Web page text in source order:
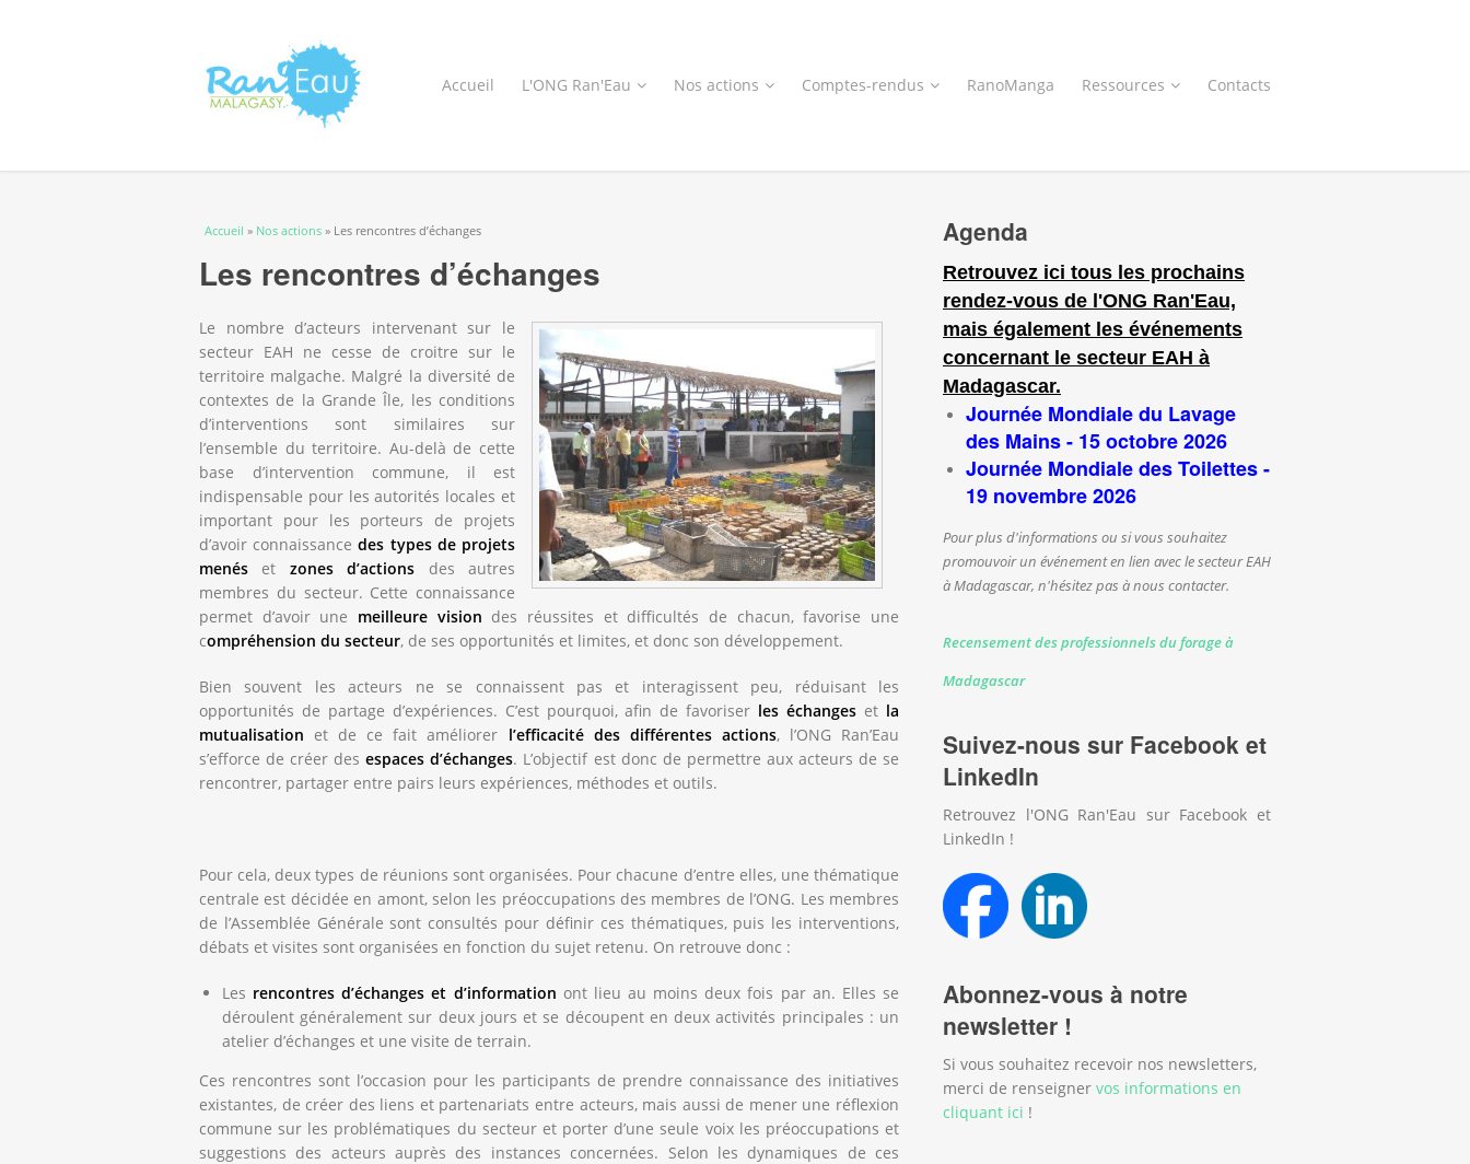
Accueil L'ONG Ran'Eau Nos actions Comptes-rendus RanoManga Ressources Contacts
Vous êtes ici
Accueil » Nos actions » Les rencontres d’échanges
Les rencontres d’échanges
Le nombre d’acteurs intervenant sur le
secteur EAH ne cesse de croitre sur le
territoire malgache. Malgré la diversité de
contextes de la Grande Île, les conditions
d’interventions sont similaires sur
l’ensemble du territoire. Au-delà de cette
base d’intervention commune, il est
indispensable pour les autorités locales et
important pour les porteurs de
projets
d’avoir connaissance des types de projets
menés et zones d’actions des autres
membres du secteur. Cette connaissance
permet d’avoir une meilleure vision des réussites et difficultés de chacun, favorise une
compréhension du secteur, de ses opportunités et limites, et donc son développement.
Bien souvent les acteurs ne se connaissent pas et interagissent peu, réduisant les
opportunités de partage d’expériences. C’est pourquoi, afin de favoriser les échanges et la
mutualisation et de ce fait améliorer l’efficacité des différentes actions, l’ONG Ran’Eau
s’efforce de créer desespaces d’échanges. L’objectif est donc de permettre aux acteurs de se
rencontrer, partager entre pairs leurs expériences, méthodes et outils.
Pour cela, deux types de réunions sont organisées. Pour chacune d’entre elles, une thématique
centrale est décidée en amont, selon les préoccupations des membres de l’ONG. Les membres
de l’Assemblée Générale sont consultés pour définir ces thématiques, puis les interventions,
débats et visites sont organisées en fonction du sujet retenu. On retrouve donc :
Les rencontres d’échanges et d’information ont lieu au moins deux fois par an. Elles se
déroulent généralement sur deux jours et se découpent en deux activités principales : un
atelier d’échanges et une visite de terrain.
Ces rencontres sont l’occasion pour les participants de prendre connaissance des initiatives
existantes, de créer des liens et partenariats entre acteurs, mais aussi de mener une réflexion
commune sur les problématiques du secteur et porter d’une seule voix les préoccupations et
suggestions des acteurs auprès des instances concernées. Selon les dynamiques de ces
Agenda
Retrouvez ici tous les prochains
rendez-vous de l'ONG Ran'Eau,
mais également les événements
concernant le secteur EAH à
Madagascar.
Journée Mondiale du Lavage
des Mains - 15 octobre 2026
Journée Mondiale des Toilettes -
19 novembre 2026
Pour plus d'informations ou si vous souhaitez
promouvoir un événement en lien avec le secteur EAH
à Madagascar, n'hésitez pas à nous contacter.
Recensement des professionnels du forage à
Madagascar
Suivez-nous sur Facebook et
LinkedIn
Retrouvez l'ONG Ran'Eau sur Facebook et
LinkedIn !
Abonnez-vous à notre
newsletter !
Si vous souhaitez recevoir nos newsletters,
merci de renseigner vos informations en
cliquant ici !